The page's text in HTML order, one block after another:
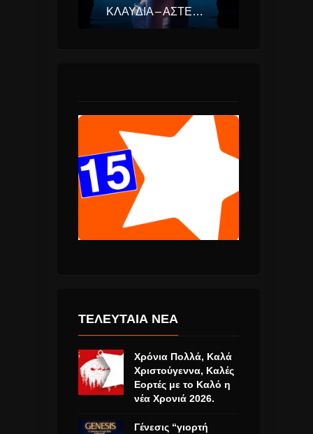
ΚΛΑΥΔΊΑ – ΑΣΤΕΡΟΜΆΤΑ (EUROVISION ΕΛΛΆΔΑ 2025)
ΤΕΛΕΥΤΑΙΑ ΝΕΑ
Χρόνια Πολλά, Καλά
Χριστούγεννα, Καλές
Εορτές με το Καλό η
νέα Χρονιά 2026.
Γένεσις “γιορτή